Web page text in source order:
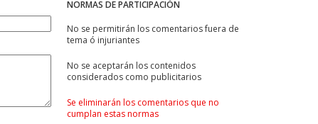
NORMAS DE PARTICIPACIÓN
No se permitirán los comentarios fuera de
tema ó injuriantes
No se aceptarán los contenidos
considerados como publicitarios
Se eliminarán los comentarios que no
cumplan estas normas